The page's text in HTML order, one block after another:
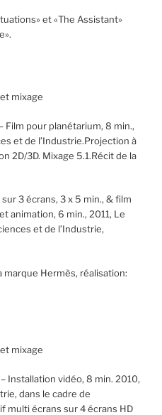
et «The Assistant»
et mixage
Film pour planétarium, 8 min.,
et de l’Industrie.Projection à
2D/3D. Mixage 5.1.Récit de la
3 écrans, 3 x 5 min., & film
animation, 6 min., 2011, Le
et de l’Industrie,
Hermès, réalisation:
mixage
– Installation vidéo, 8 min. 2010,
dans le cadre de
multi écrans sur 4 écrans HD